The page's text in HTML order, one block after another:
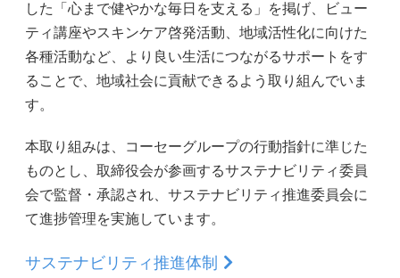
した「心まで健やかな毎日を支える」を掲げ、ビュー
ティ講座やスキンケア啓発活動、地域活性化に向けた
各種活動など、より良い生活につながるサポートをす
ることで、地域社会に貢献できるよう取り組んでいま
す。
本取り組みは、コーセーグループの行動指針に準じた
ものとし、取締役会が参画するサステナビリティ委員
会で監督・承認され、サステナビリティ推進委員会に
て進捗管理を実施しています。
サステナビリティ推進体制